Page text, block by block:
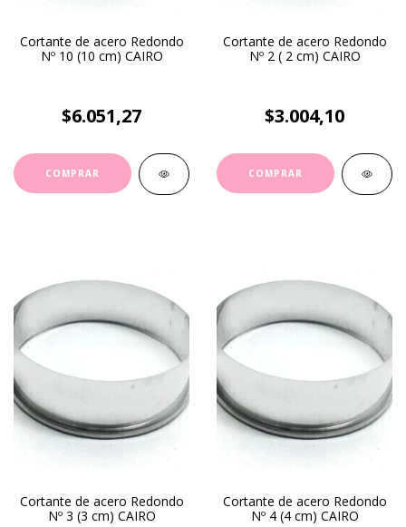
Cortante de acero Redondo
Nº 10 (10 cm) CAIRO
$6.051,27
Cortante de acero Redondo
Nº 2 ( 2 cm) CAIRO
$3.004,10
Cortante de acero Redondo
Nº 3 (3 cm) CAIRO
Cortante de acero Redondo
Nº 4 (4 cm) CAIRO